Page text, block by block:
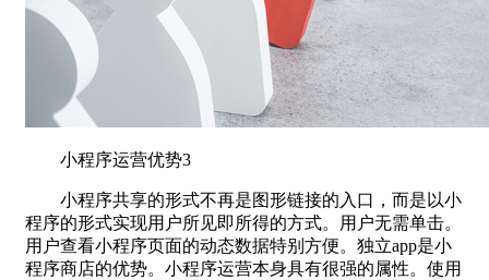
小程序运营优势3
小程序共享的形式不再是图形链接的入口，而是以小
程序的形式实现用户所见即所得的方式。用户无需单击。
用户查看小程序页面的动态数据特别方便。独立app是小
程序商店的优势。小程序运营本身具有很强的属性。使用